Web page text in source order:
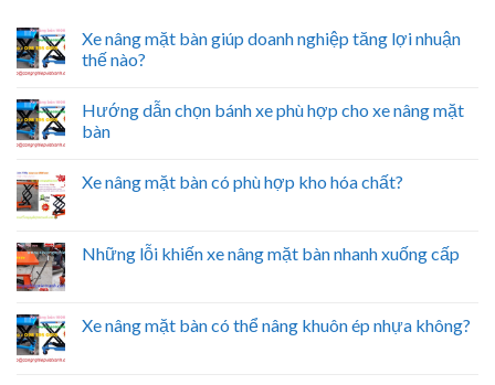
Xe nâng mặt bàn giúp doanh nghiệp tăng lợi nhuận
thế nào?
Hướng dẫn chọn bánh xe phù hợp cho xe nâng mặt
bàn
Xe nâng mặt bàn có phù hợp kho hóa chất?
Những lỗi khiến xe nâng mặt bàn nhanh xuống cấp
Xe nâng mặt bàn có thể nâng khuôn ép nhựa không?